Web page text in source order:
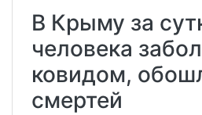
В Крыму за
человека
ковидом,
смертей